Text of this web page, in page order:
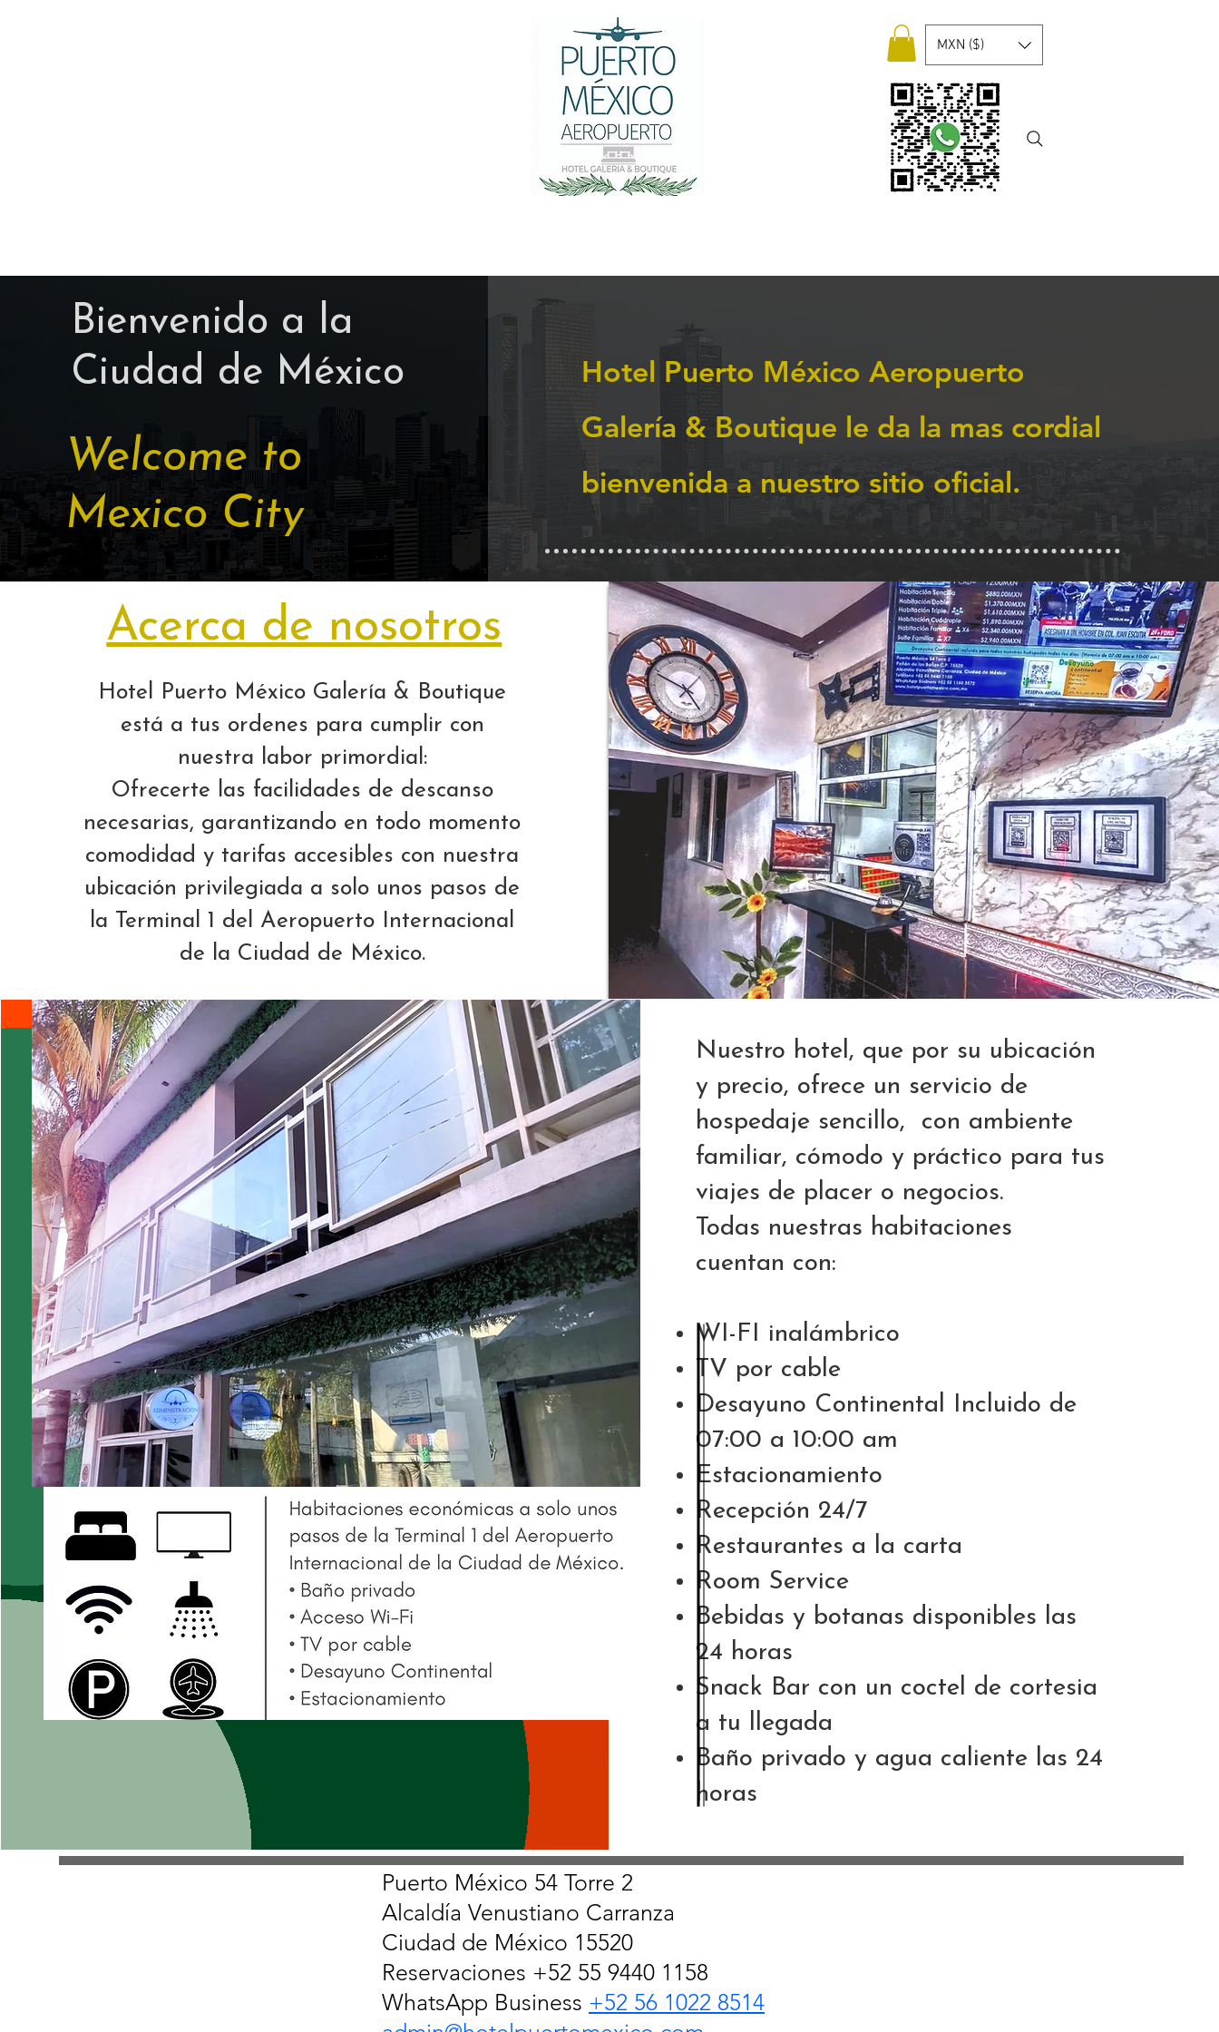
MXN ($)
Bienvenido a la
Ciudad de México
Welcome to
Mexico City
Hotel Puerto México Aeropuerto
Galería & Boutique le da la mas cordial
bienvenida a nuestro sitio oficial.
Acerca de nosotros
Hotel Puerto México Galería & Boutique
está a tus ordenes para cumplir con
nuestra labor primordial:
Ofrecerte las facilidades de descanso
necesarias, garantizando en todo momento
comodidad y tarifas accesibles con nuestra
ubicación privilegiada a solo unos pasos de
la Terminal 1 del Aeropuerto Internacional
de la Ciudad de México.
Nuestro hotel, que por su ubicación
y precio, ofrece un servicio de
hospedaje sencillo, con ambiente
familiar, cómodo y práctico para tus
viajes de placer o negocios.
Todas nuestras habitaciones
cuentan con:
WI-FI inalámbrico
TV por cable
Desayuno Continental Incluido de
07:00 a 10:00 am
Estacionamiento
Recepción 24/7
Restaurantes a la carta
Room Service
Bebidas y botanas disponibles las
24 horas
Snack Bar con un coctel de cortesia
a tu llegada
Baño privado y agua caliente las 24
horas
Puerto México 54 Torre 2
Alcaldía Venustiano Carranza
Ciudad de México 15520
Reservaciones +52 55 9440 1158
WhatsApp Business +52 56 1022 8514